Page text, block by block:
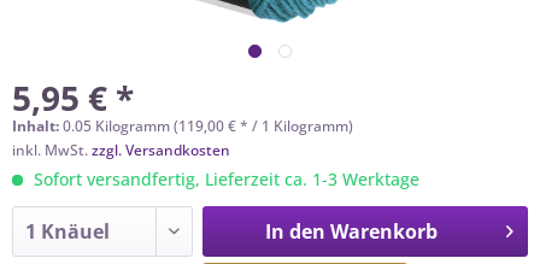
5,95 € *
Inhalt:0.05 Kilogramm (119,00 € * / 1 Kilogramm)
inkl. MwSt.zzgl. Versandkosten
Sofort versandfertig, Lieferzeit ca. 1-3 Werktage
In den Warenkorb